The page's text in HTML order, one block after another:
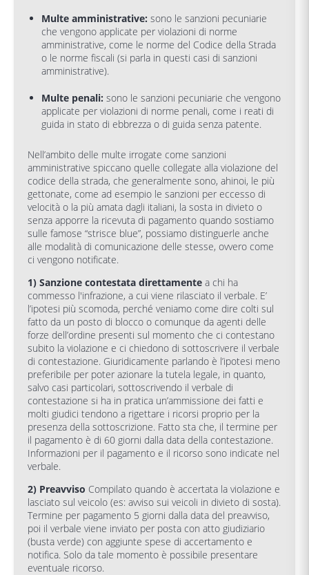
Multe amministrative: sono le sanzioni pecuniarie
che vengono applicate per violazioni di norme
amministrative, come le norme del Codice della Strada
o le norme fiscali (si parla in questi casi di sanzioni
amministrative).
Multe penali: sono le sanzioni pecuniarie che vengono
applicate per violazioni di norme penali, come i reati di
guida in stato di ebbrezza o di guida senza patente.
Nell’ambito delle multe irrogate come sanzioni
amministrative spiccano quelle collegate alla violazione del
codice della strada, che generalmente sono, ahinoi, le più
gettonate, come ad esempio le sanzioni per eccesso di
velocità o la più amata dagli italiani, la sosta in divieto o
senza apporre la ricevuta di pagamento quando sostiamo
sulle famose “strisce blue”, possiamo distinguerle anche
alle modalità di comunicazione delle stesse, ovvero come
ci vengono notificate.
1) Sanzione contestata direttamente a chi ha
commesso l'infrazione, a cui viene rilasciato il verbale. E’
l’ipotesi più scomoda, perché veniamo come dire colti sul
fatto da un posto di blocco o comunque da agenti delle
forze dell’ordine presenti sul momento che ci contestano
subito la violazione e ci chiedono di sottoscrivere il verbale
di contestazione. Giuridicamente parlando è l’ipotesi meno
preferibile per poter azionare la tutela legale, in quanto,
salvo casi particolari, sottoscrivendo il verbale di
contestazione si ha in pratica un’ammissione dei fatti e
molti giudici tendono a rigettare i ricorsi proprio per la
presenza della sottoscrizione. Fatto sta che, il termine per
il pagamento è di 60 giorni dalla data della contestazione.
Informazioni per il pagamento e il ricorso sono indicate nel
verbale.
2) Preavviso Compilato quando è accertata la violazione e
lasciato sul veicolo (es: avviso sui veicoli in divieto di sosta).
Termine per pagamento 5 giorni dalla data del preavviso,
poi il verbale viene inviato per posta con atto giudiziario
(busta verde) con aggiunte spese di accertamento e
notifica. Solo da tale momento è possibile presentare
eventuale ricorso.